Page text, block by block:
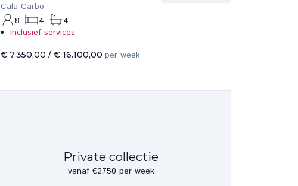
Cala Carbo
8
4
4
Inclusief services
€ 7.350,00 / € 16.100,00 per week
Private collectie
vanaf €2750 per week